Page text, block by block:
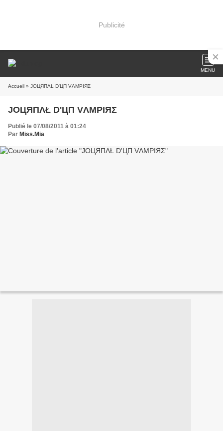
Publicité
MENU
Accueil » JOЦЯПΛŁ D'ЦП VΛMPIЯΣ
JOЦЯПΛŁ D'ЦП VΛMPIЯΣ
Publié le 07/08/2011 à 01:24
Par Miss.Mia